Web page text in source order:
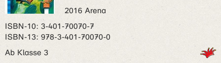
2016 Arena
ISBN‑10: 3-401-70070-7
ISBN‑13: 978-3-401-70070-0
Ab Klasse 3